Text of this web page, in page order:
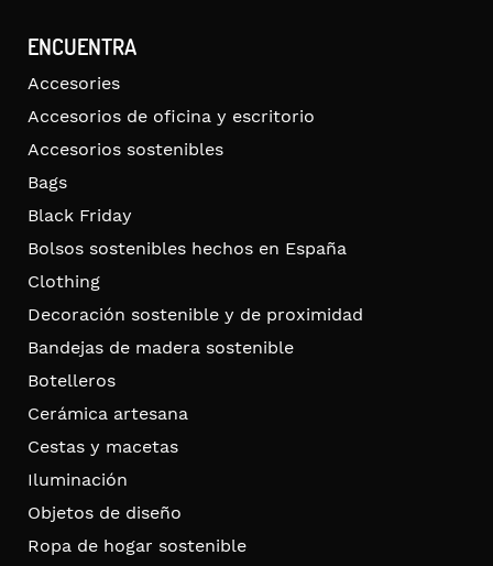
ENCUENTRA
Accesories
Accesorios de oficina y escritorio
Accesorios sostenibles
Bags
Black Friday
Bolsos sostenibles hechos en España
Clothing
Decoración sostenible y de proximidad
Bandejas de madera sostenible
Botelleros
Cerámica artesana
Cestas y macetas
Iluminación
Objetos de diseño
Ropa de hogar sostenible